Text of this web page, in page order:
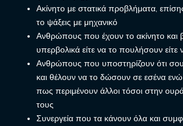
Ακίνητο με στατικά προβλήματα,
το ψάξεις με μηχανικό
Ανθρώπους που έχουν το ακίνητο και
υπερβολικά είτε να το πουλήσουν είτε
Ανθρώπους που υποστηρίζουν ότι
και θέλουν να το δώσουν σε εσένα ενώ
πως περιμένουν άλλοι τόσοι στην
τους
Συνεργεία που τα κάνουν όλα και